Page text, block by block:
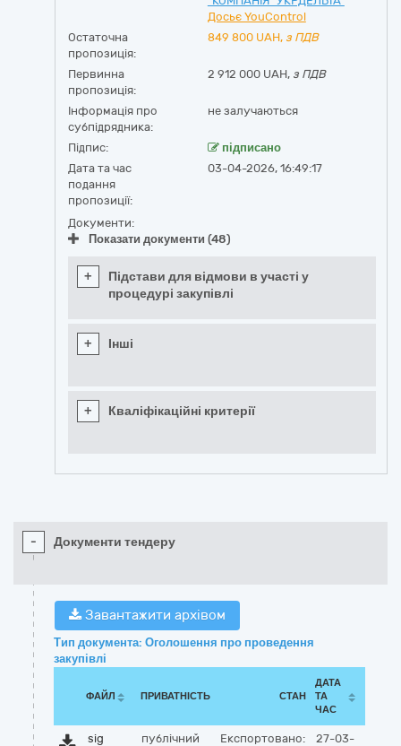
Досьє YouControl
Остаточна
пропозиція:
849 800 UAH, з ПДВ
Первинна
пропозиція:
2 912 000 UAH, з ПДВ
Інформація про
субпідрядника:
не залучаються
Підпис:
підписано
Дата та час
подання
пропозиції:
03-04-2026, 16:49:17
Документи:
Показати документи (48)
+
Підстави для відмови в участі у
процедурі закупівлі
+ Інші
+ Кваліфікаційні критерії
- Документи тендеру
Завантажити архівом
Тип документа: Оголошення про проведення
закупівлі
ФАЙЛ ПРИВАТНІСТЬ СТАН
ДАТА
ТА
ЧАС
sig
публічний Експортовано:
27-03-